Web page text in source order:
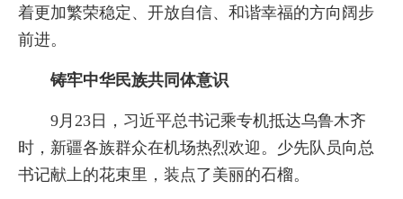
着更加繁荣稳定、开放自信、和谐幸福的方向阔步
前进。
铸牢中华民族共同体意识
9月23日，习近平总书记乘专机抵达乌鲁木齐
时，新疆各族群众在机场热烈欢迎。少先队员向总
书记献上的花束里，装点了美丽的石榴。